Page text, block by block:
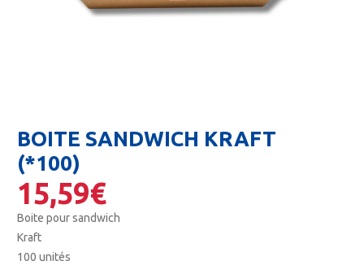
BOITE SANDWICH KRAFT
(*100)
15,59€
Boite pour sandwich
Kraft
100 unités